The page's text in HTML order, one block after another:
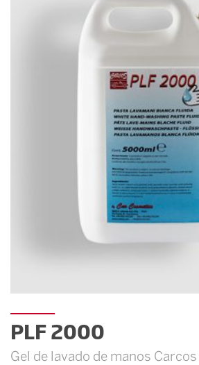
PLF 2000
Gel de lavado de manos Carcos